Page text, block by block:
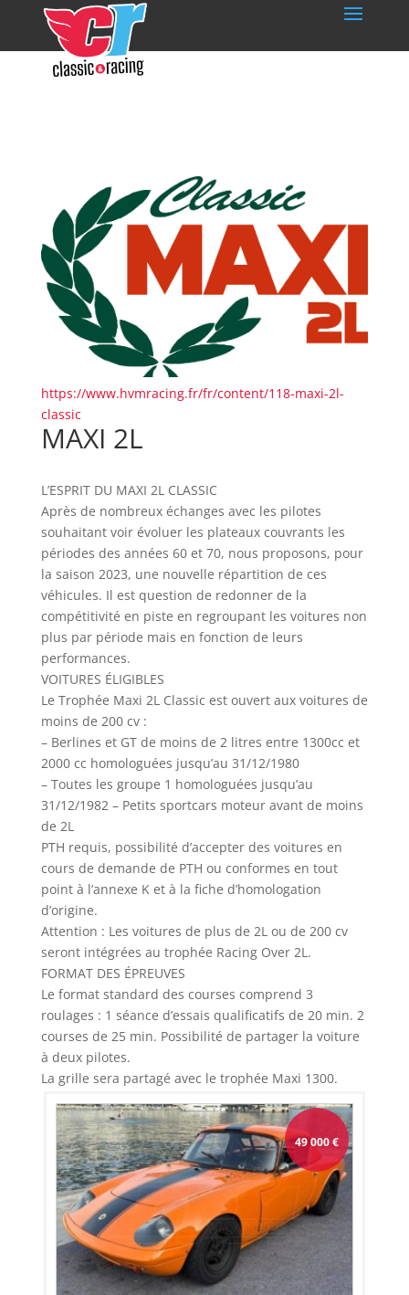
https://www.hvmracing.fr/fr/content/118-maxi-2l-
classic
MAXI 2L
L’ESPRIT DU MAXI 2L CLASSIC
Après de nombreux échanges avec les pilotes
souhaitant voir évoluer les plateaux couvrants les
périodes des années 60 et 70, nous proposons, pour
la saison 2023, une nouvelle répartition de ces
véhicules. Il est question de redonner de la
compétitivité en piste en regroupant les voitures non
plus par période mais en fonction de leurs
performances.
VOITURES ÉLIGIBLES
Le Trophée Maxi 2L Classic est ouvert aux voitures de
moins de 200 cv :
– Berlines et GT de moins de 2 litres entre 1300cc et
2000 cc homologuées jusqu’au 31/12/1980
– Toutes les groupe 1 homologuées jusqu’au
31/12/1982 – Petits sportcars moteur avant de moins
de 2L
PTH requis, possibilité d’accepter des voitures en
cours de demande de PTH ou conformes en tout
point à l’annexe K et à la fiche d’homologation
d’origine.
Attention : Les voitures de plus de 2L ou de 200 cv
seront intégrées au trophée Racing Over 2L.
FORMAT DES ÉPREUVES
Le format standard des courses comprend 3
roulages : 1 séance d’essais qualificatifs de 20 min. 2
courses de 25 min. Possibilité de partager la voiture
à deux pilotes.
La grille sera partagé avec le trophée Maxi 1300.
49 000€